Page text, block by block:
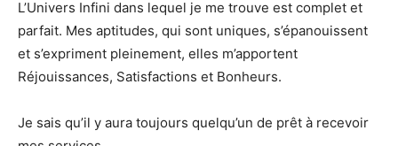
L’Univers Infini dans lequel je me trouve est complet et
parfait. Mes aptitudes, qui sont uniques, s’épanouissent
et s’expriment pleinement, elles m’apportent
Réjouissances, Satisfactions et Bonheurs.
Je sais qu’il y aura toujours quelqu’un de prêt à recevoir